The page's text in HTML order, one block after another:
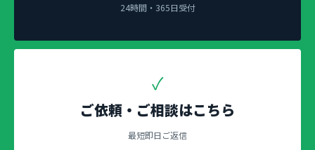
24時間・365日受付
✓
ご依頼・ご相談はこちら
最短即日ご返信